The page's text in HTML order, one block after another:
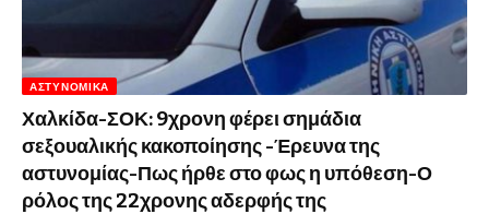
ΑΣΤΥΝΟΜΙΚΆ
Χαλκίδα-ΣΟΚ: 9χρονη φέρει σημάδια
σεξουαλικής κακοποίησης -Έρευνα της
αστυνομίας-Πως ήρθε στο φως η υπόθεση-Ο
ρόλος της 22χρονης αδερφής της